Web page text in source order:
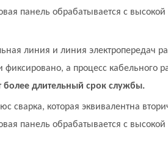
панель обрабатывается с высокой
линия и линия электропередач
а процесс кабельного
длительный срок службы.
сварка, которая эквивалентна
панель обрабатывается с высокой